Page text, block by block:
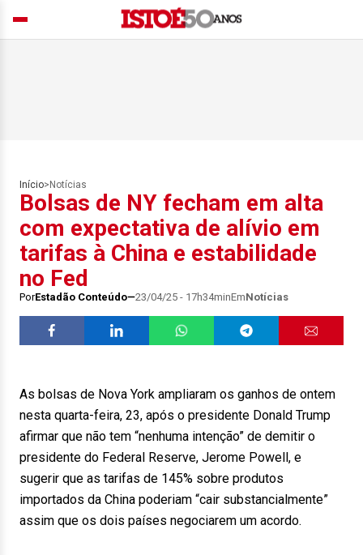
Início> Notícias
Bolsas de NY fecham em alta
com expectativa de alívio em
tarifas à China e estabilidade
no Fed
PorEstadão Conteúdo 23/04/25 - 17h34minEmNotícias
As bolsas de Nova York ampliaram os ganhos de ontem
nesta quarta-feira, 23, após o presidente Donald Trump
afirmar que não tem “nenhuma intenção” de demitir o
presidente do Federal Reserve, Jerome Powell, e
sugerir que as tarifas de 145% sobre produtos
importados da China poderiam “cair substancialmente”
assim que os dois países negociarem um acordo.